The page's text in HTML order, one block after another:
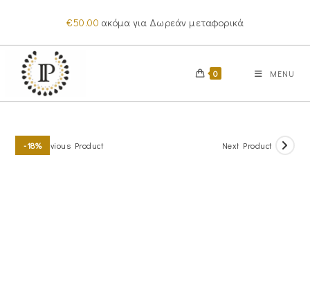
content
€50.00 ακόμα για Δωρεάν μεταφορικά
0 MENU
-18%Previous Product Next Product